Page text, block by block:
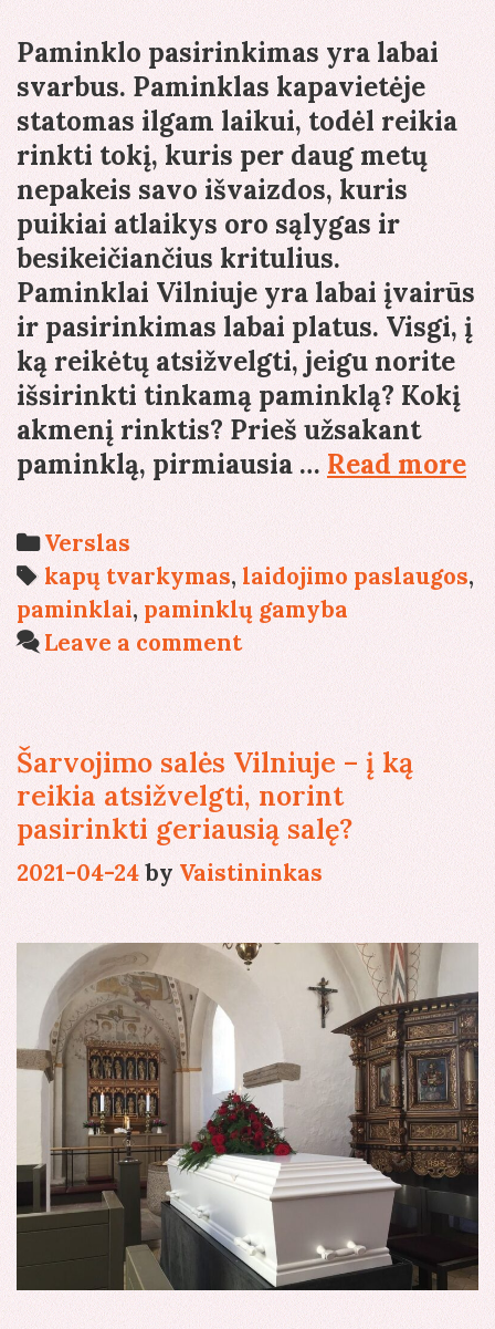
Paminklo pasirinkimas yra labai
svarbus. Paminklas kapavietėje
statomas ilgam laikui, todėl reikia
rinkti tokį, kuris per daug metų
nepakeis savo išvaizdos, kuris
puikiai atlaikys oro sąlygas ir
besikeičiančius kritulius.
Paminklai Vilniuje yra labai įvairūs
ir pasirinkimas labai platus. Visgi, į
ką reikėtų atsižvelgti, jeigu norite
išsirinkti tinkamą paminklą? Kokį
akmenį rinktis? Prieš užsakant
paminklą, pirmiausia … Read more
Categories
Verslas
Tags
kapų tvarkymas, laidojimo paslaugos,
paminklai, paminklų gamyba
Leave a comment
Šarvojimo salės Vilniuje – į ką
reikia atsižvelgti, norint
pasirinkti geriausią salę?
2021-04-24by Vaistininkas